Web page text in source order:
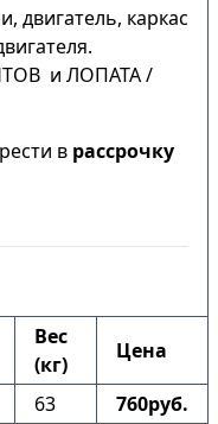
двигатель, каркас
и ЛОПАТА /
в рассрочку
Вес
(кг)
Цена
63
760руб.